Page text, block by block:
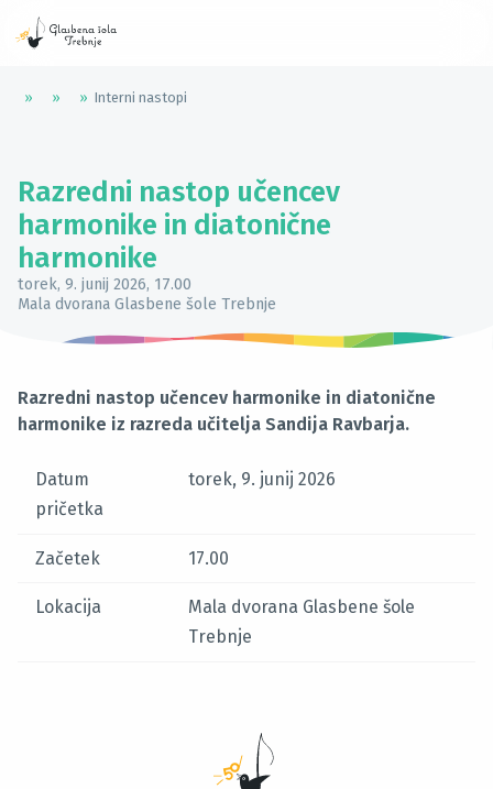
» » » Interni nastopi
Razredni nastop učencev
harmonike in diatonične
harmonike
torek, 9. junij 2026, 17.00
Mala dvorana Glasbene šole Trebnje
Razredni nastop učencev harmonike in diatonične
harmonike iz razreda učitelja Sandija Ravbarja.
Datum
pričetka
torek, 9. junij 2026
Začetek 17.00
Lokacija
Mala dvorana Glasbene šole
Trebnje